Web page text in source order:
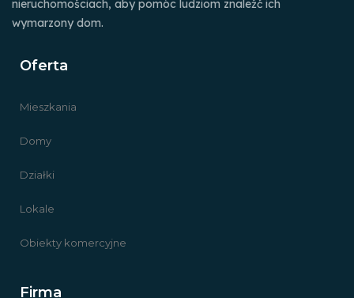
nieruchomościach, aby pomóc ludziom znaleźć ich
wymarzony dom.
Oferta
Mieszkania
Domy
Działki
Lokale
Obiekty komercyjne
Firma